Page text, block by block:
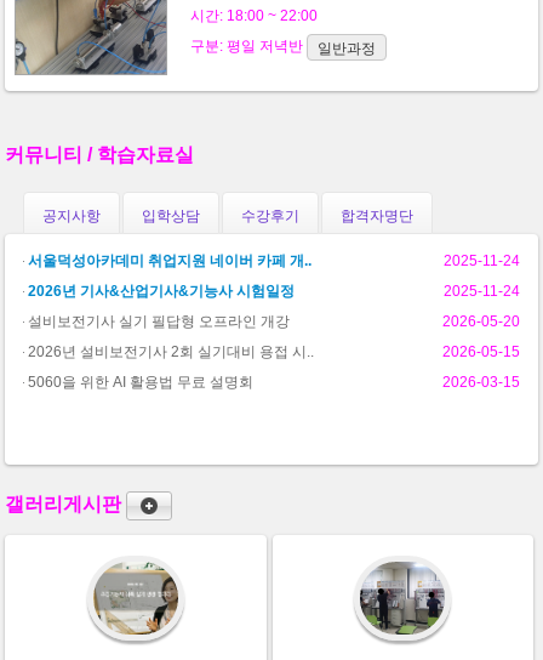
시간: 18:00 ~ 22:00
구분: 평일 저녁반 일반과정
커뮤니티 / 학습자료실
공지사항 입학상담 수강후기 합격자명단
서울덕성아카데미 취업지원 네이버 카페 개..
2025-11-24
2026년 기사&산업기사&기능사 시험일정
2025-11-24
설비보전기사 실기 필답형 오프라인 개강
2026-05-20
2026년 설비보전기사 2회 실기대비 용접 시..
2026-05-15
5060을 위한 AI 활용법 무료 설명회
2026-03-15
갤러리게시판